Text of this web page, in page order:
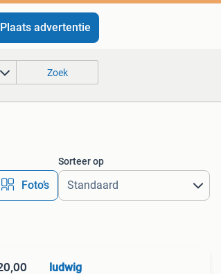
Plaats advertentie
Zoek
Foto’s
Sorteer op
ludwig